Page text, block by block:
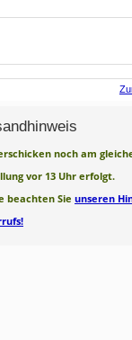
noch am
vor 13 Uhr erfolgt.
beachten Sie unseren